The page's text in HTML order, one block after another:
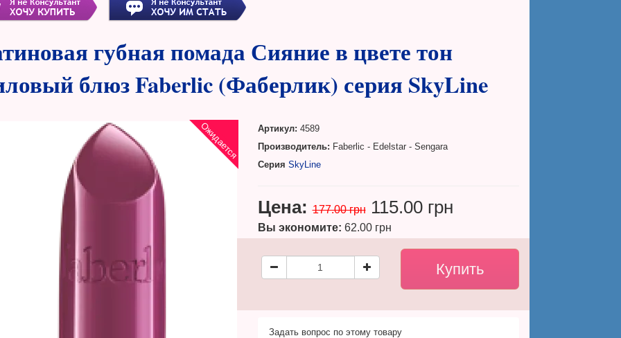
губная помада Сияние в цвете тон
блюз Faberlic (Фаберлик) серия SkyLine
Ожидается Артикул: 4589
Производитель: Faberlic - Edelstar - Sengara
Серия SkyLine
Цена: 177.00 грн 115.00 грн
Вы экономите: 62.00 грн
Задать вопрос по этому товару